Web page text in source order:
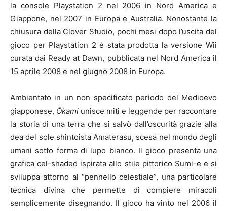
la console Playstation 2 nel 2006 in Nord America e
Giappone, nel 2007 in Europa e Australia. Nonostante la
chiusura della Clover Studio, pochi mesi dopo l’uscita del
gioco per Playstation 2 è stata prodotta la versione Wii
curata dai Ready at Dawn, pubblicata nel Nord America il
15 aprile 2008 e nel giugno 2008 in Europa.
Ambientato in un non specificato periodo del Medioevo
giapponese, Ōkami unisce miti e leggende per raccontare
la storia di una terra che si salvò dall’oscurità grazie alla
dea del sole shintoista Amaterasu, scesa nel mondo degli
umani sotto forma di lupo bianco. Il gioco presenta una
grafica cel-shaded ispirata allo stile pittorico Sumi-e e si
sviluppa attorno al “pennello celestiale”, una particolare
tecnica divina che permette di compiere miracoli
semplicemente disegnando. Il gioco ha vinto nel 2006 il